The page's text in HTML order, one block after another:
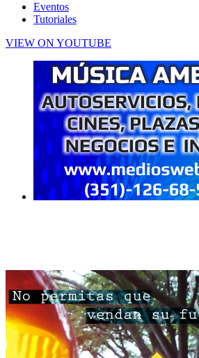
Eventos
Tutoriales
VIEW ON YOUTUBE